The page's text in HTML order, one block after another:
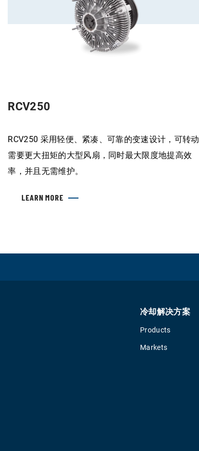
RCV250
RCV250 采用轻便、紧凑、可靠的变速设计，可转动
需要更大扭矩的大型风扇，同时最大限度地提高效
率，并且无需维护。
LEARN MORE
冷却解决方案
Products
Markets